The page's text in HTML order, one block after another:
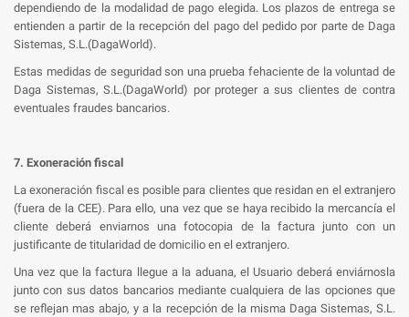
dependiendo de la modalidad de pago elegida. Los plazos de entrega se
entienden a partir de la recepción del pago del pedido por parte de Daga
Sistemas, S.L.(DagaWorld).
Estas medidas de seguridad son una prueba fehaciente de la voluntad de
Daga Sistemas, S.L.(DagaWorld) por proteger a sus clientes de contra
eventuales fraudes bancarios.
7. Exoneración fiscal
La exoneración fiscal es posible para clientes que residan en el extranjero
(fuera de la CEE). Para ello, una vez que se haya recibido la mercancía el
cliente deberá enviarnos una fotocopia de la factura junto con un
justificante de titularidad de domicilio en el extranjero.
Una vez que la factura llegue a la aduana, el Usuario deberá enviárnosla
junto con sus datos bancarios mediante cualquiera de las opciones que
se reflejan mas abajo, y a la recepción de la misma Daga Sistemas, S.L.